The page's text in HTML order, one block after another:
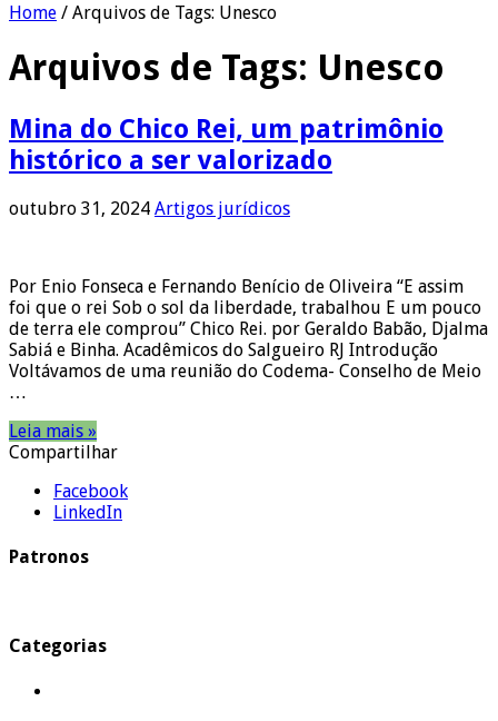
Home / Arquivos de Tags: Unesco
Arquivos de Tags: Unesco
Mina do Chico Rei, um patrimônio
histórico a ser valorizado
outubro 31, 2024 Artigos jurídicos
Por Enio Fonseca e Fernando Benício de Oliveira “E assim
foi que o rei Sob o sol da liberdade, trabalhou E um pouco
de terra ele comprou” Chico Rei. por Geraldo Babão, Djalma
Sabiá e Binha. Acadêmicos do Salgueiro RJ Introdução
Voltávamos de uma reunião do Codema- Conselho de Meio
…
Leia mais »
Compartilhar
Facebook
LinkedIn
Patronos
Categorias